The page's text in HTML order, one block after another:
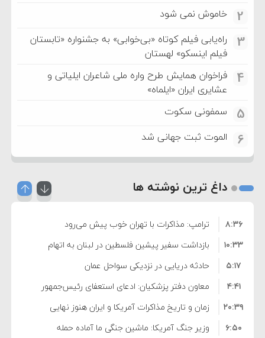
2
خاموش نمی شود
3
راه‌یابی فیلم کوتاه «بی‌خوابی» به جشنواره «تابستان
فیلم اینسکو» لهستان
4
فراخوان همایش طرح واره ملی شاعران ایلیاتی و
عشایری ایران «ایلماه»
5 سمفونی سکوت
6 الموت ثبت جهانی شد
داغ ترین نوشته ها
ترامپ: مذاکرات با تهران خوب پیش می‌رود
۸:۳۶
بازداشت سفیر پیشین فلسطین در لبنان به اتهام
فساد و اختلاس اموال
۱۰:۳۳
حادثه دریایی در نزدیکی سواحل عمان
۵:۱۷
معاون دفتر پزشکیان: ادعای استعفای رئیس‌جمهور
واهی و کذب محض است
۴:۴۱
زمان و تاریخ مذاکرات آمریکا و ایران هنوز نهایی
نشده است
۲۰:۳۹
وزیر جنگ آمریکا: ماشین جنگی ما آماده حمله
۶:۵۰